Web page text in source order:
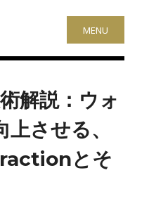
MENU
解説：ウォ
させる、
とそ